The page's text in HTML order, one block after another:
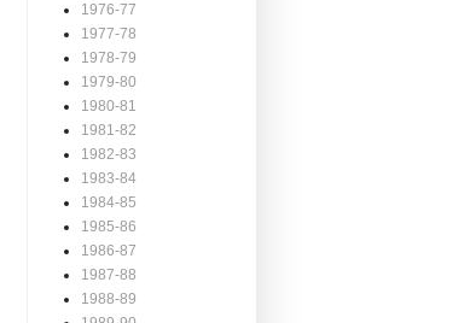
1976-77
1977-78
1978-79
1979-80
1980-81
1981-82
1982-83
1983-84
1984-85
1985-86
1986-87
1987-88
1988-89